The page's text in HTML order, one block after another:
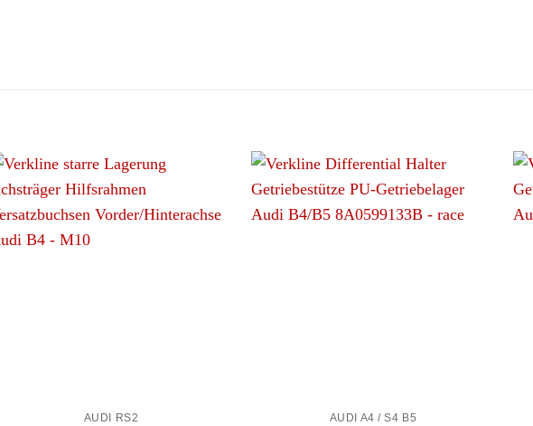
AUDI RS2 AUDI A4 / S4 B5